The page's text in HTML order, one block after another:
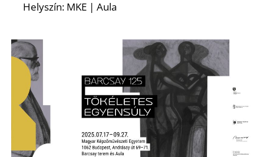
Helyszín: MKE | Aula